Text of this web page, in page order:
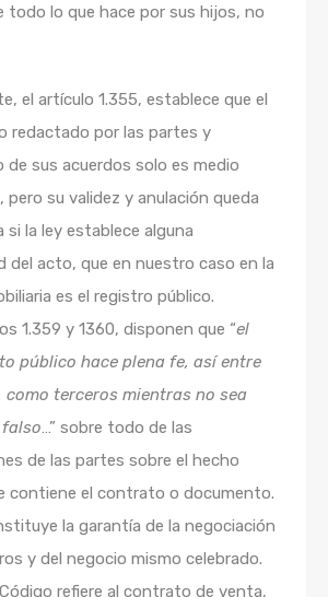
todo lo que hace por sus hijos, no
el artículo 1.355, establece que el
redactado por las partes y
sus acuerdos solo es medio
su validez y anulación queda
si la ley establece alguna
del acto, que en nuestro caso en la
es el registro público.
1.359 y 1360, disponen que “el
público hace plena fe, así entre
como terceros mientras no sea
…” sobre todo de las
de las partes sobre el hecho
contiene el contrato o documento.
la garantía de la negociación
y del negocio mismo celebrado.
refiere al contrato de venta,